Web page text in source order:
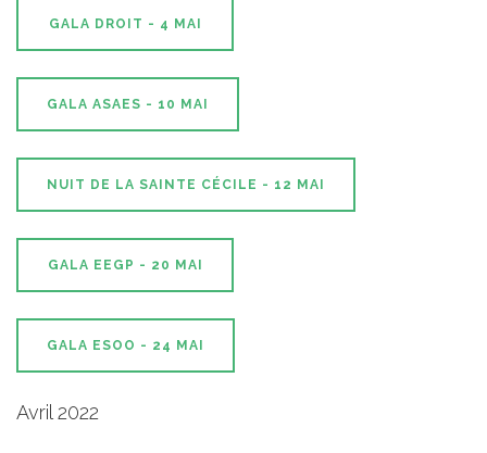
GALA DROIT - 4 MAI
GALA ASAES - 10 MAI
NUIT DE LA SAINTE CÉCILE - 12 MAI
GALA EEGP - 20 MAI
GALA ESOO - 24 MAI
Avril 2022